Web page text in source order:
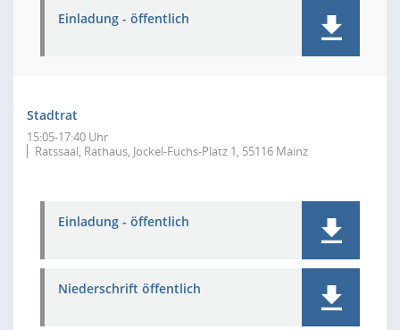
Einladung - öffentlich
Stadtrat
15:05-17:40 Uhr
Ratssaal, Rathaus, Jockel-Fuchs-Platz 1, 55116 Mainz
Einladung - öffentlich
Niederschrift öffentlich